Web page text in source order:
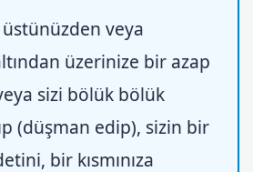
üstünüzden veya
üzerinize bir azap
sizi bölük bölük
(düşman edip), sizin bir
bir kısmınıza